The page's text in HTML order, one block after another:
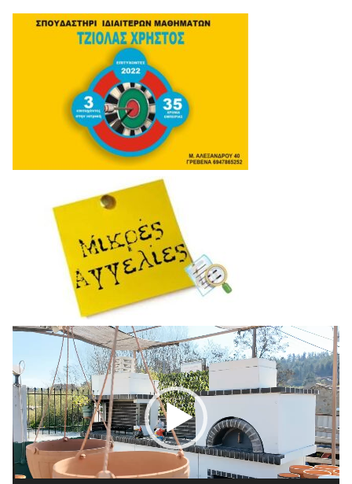
Πρόγραμμα
Αναπαραγωγής
Βίντεο